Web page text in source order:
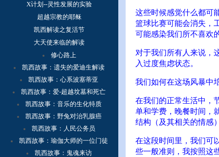
这些时候感觉什么都可
篮球比赛可能会消失，
可能感染我们所不喜欢
对于我们所有人来说，
入过度焦虑状态。
我们如何在这场风暴中
在我们的正常生活中，
单和学费，晚餐时间，
结构（及其相关的情感
在这段时间里，我们可
些一般准则，我按照这
X计划--灵性发展的实验
超越宗教的耶稣
凯西解读之复活节
大天使来临的解读
修心路上
凯西故事： 遗失的爱迪生解读
凯西故事：心系波塞蒂亚
凯西故事：爱-超越坟墓和死亡
凯西故事：音乐的生化特质
凯西故事：野兔对治乳腺癌
凯西故事：人民公务员
凯西故事：瑜伽大师的一位门徒
凯西故事：鬼魂来访